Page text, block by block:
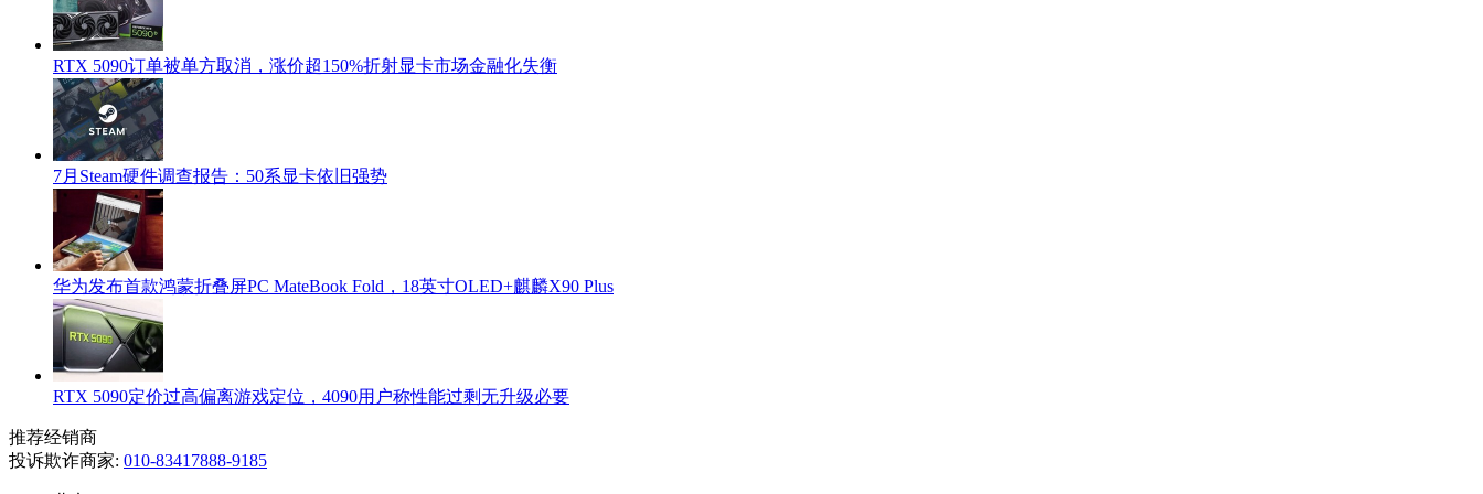
RTX 5090订单被单方取消，涨价超150%折射显卡市场金融化失衡
7月Steam硬件调查报告：50系显卡依旧强势
华为发布首款鸿蒙折叠屏PC MateBook Fold，18英寸OLED+麒麟X90 Plus
RTX 5090定价过高偏离游戏定位，4090用户称性能过剩无升级必要
推荐经销商
投诉欺诈商家: 010-83417888-9185